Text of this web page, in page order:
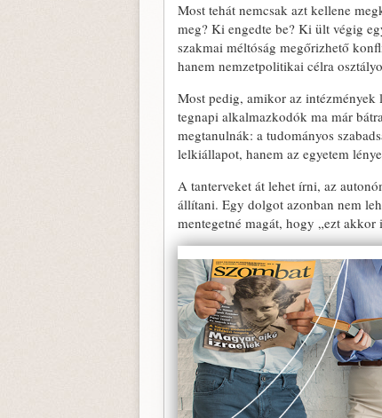
Most tehát nemcsak azt kellene
meg? Ki engedte be? Ki ült végig
szakmai méltóság megőrizhető
hanem nemzetpolitikai célra
Most pedig, amikor az intézmények
tegnapi alkalmazkodók ma már
megtanulnák: a tudományos
lelkiállapot, hanem az egyetem
A tanterveket át lehet írni, az
állítani. Egy dolgot azonban nem
mentegetné magát, hogy „ezt